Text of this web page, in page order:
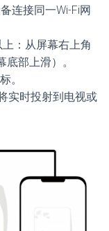
连接同一Wi-Fi网
上：从屏幕右上角
部上滑）。
。
实时投射到电视或